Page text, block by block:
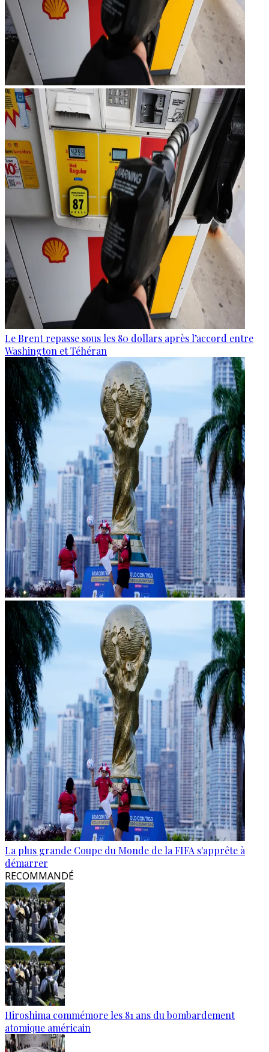
Le Brent repasse sous les 80 dollars après l’accord entre
Washington et Téhéran
La plus grande Coupe du Monde de la FIFA s'apprête à
démarrer
RECOMMANDÉ
Hiroshima commémore les 81 ans du bombardement
atomique américain